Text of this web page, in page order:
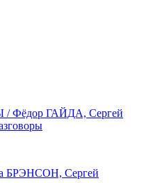
ГАЙДА, Сергей
БРЭНСОН, Сергей